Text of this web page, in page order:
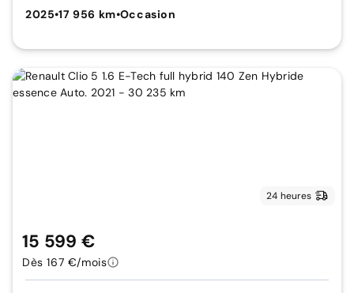
2025•17 956 km•Occasion
24 heures
15 599 €
Dès 167 €/mois